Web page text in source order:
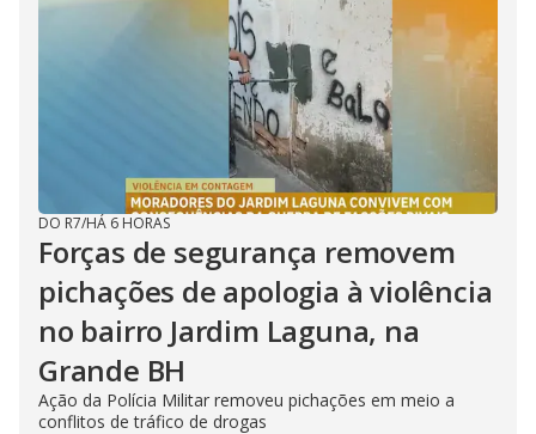
DO R7/HÁ 6 HORAS
Forças de segurança removem
pichações de apologia à violência
no bairro Jardim Laguna, na
Grande BH
Ação da Polícia Militar removeu pichações em meio a
conflitos de tráfico de drogas